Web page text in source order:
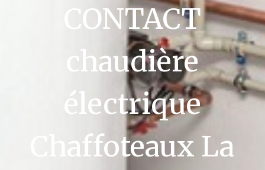
CONTACT
chaudière
électrique
Chaffoteaux La